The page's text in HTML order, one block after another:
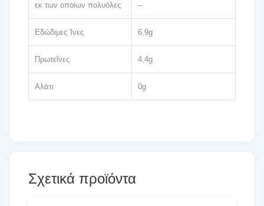
εκ των οποίων πολυόλες –
Εδώδιμες Ίνες 6,9g
Πρωτεΐνες 4,4g
Αλάτι 0g
Σχετικά προϊόντα